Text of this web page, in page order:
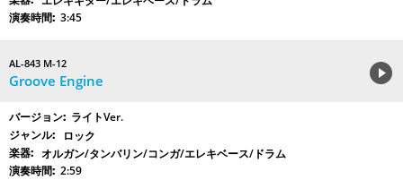
3:45
AL-843 M-12
Groove Engine
ライトVer.
ロック
オルガン/タンバリン/コンガ/エレキベース/ドラム
2:59